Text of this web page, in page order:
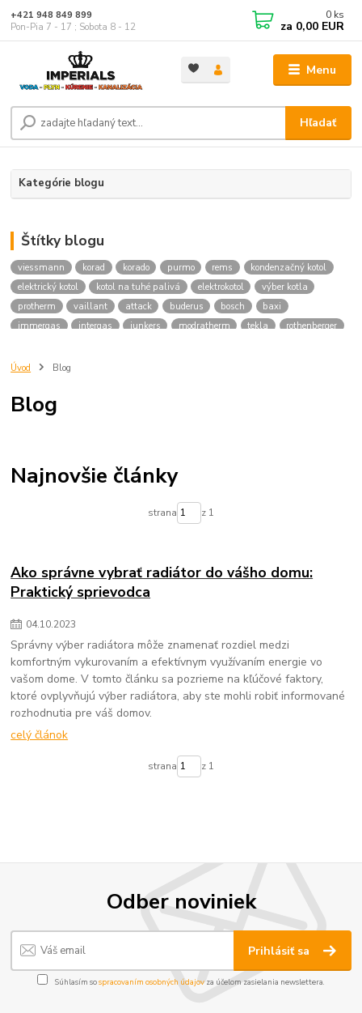
Menu
Hľadať
+421 948 849 899
Pon-Pia 7 - 17 ; Sobota 8 - 12
0 ks
za 0,00 EUR
Kategórie blogu
Štítky blogu
viessmann korad korado purmo rems
kondenzačný kotol
elektrický kotol
kotol na tuhé palivá elektrokotol
výber kotla
protherm
vaillant attack buderus bosch
baxi
immergas
intergas junkers modratherm tekla
rothenberger
trnava
eshop
radiatory lacno
mechanické filtre pre domácnosť
údržba filtra na vodu
chutná pitná voda
zdravie a voda
Úvod Blog
Blog
Najnovšie články
strana z 1
Ako správne vybrať radiátor do vášho domu:
Praktický sprievodca
04.10.2023
Správny výber radiátora môže znamenať rozdiel medzi
komfortným vykurovaním a efektívnym využívaním energie vo
vašom dome. V tomto článku sa pozrieme na kľúčové faktory,
ktoré ovplyvňujú výber radiátora, aby ste mohli robiť informované
rozhodnutia pre váš domov.
celý článok
strana z 1
Odber noviniek
Prihlásiť sa
Súhlasím sospracovaním osobných údajov za účelom zasielania newslettera.